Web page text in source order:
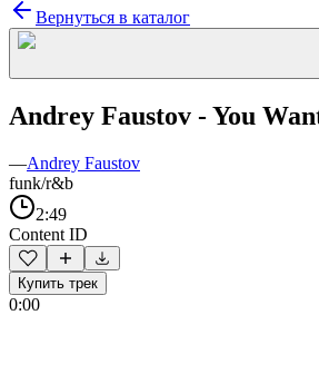
Вернуться в каталог
Andrey Faustov - You
—Andrey Faustov
funk/r&b
2:49
Content ID
Купить трек
0:00